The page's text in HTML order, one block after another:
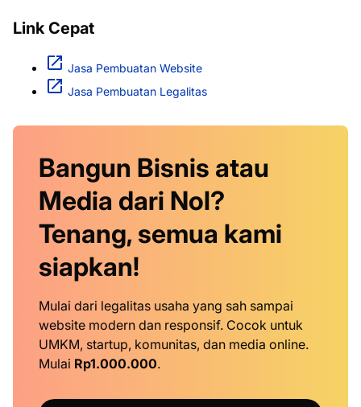
Link Cepat
Jasa Pembuatan Website
Jasa Pembuatan Legalitas
Bangun Bisnis atau
Media dari Nol?
Tenang, semua kami
siapkan!
Mulai dari legalitas usaha yang sah sampai
website modern dan responsif. Cocok untuk
UMKM, startup, komunitas, dan media online.
Mulai Rp1.000.000.